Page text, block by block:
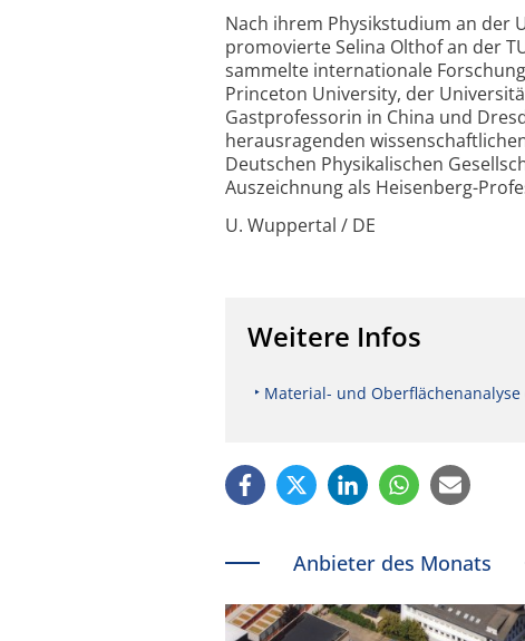
Nach ihrem Physikstudium an der
promovierte Selina Olthof an der
sammelte internationale
Princeton University, der
Gastprofessorin in China und
herausragenden
Deutschen Physikalischen
Auszeichnung als Heisenberg-
U. Wuppertal / DE
Weitere Infos
Material- und
Anbieter des Monats